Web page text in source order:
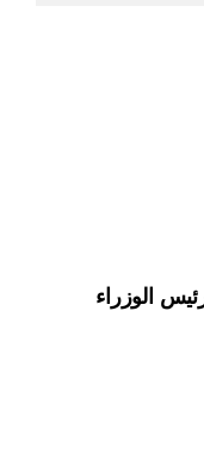
الوزراء